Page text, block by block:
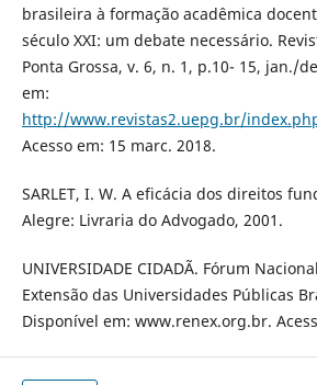
brasileira à formação acadêmica
século XXI: um debate necessário.
Ponta Grossa, v. 6, n. 1, p.10- 15, jan./
em:
http://www.revistas2.uepg.br/
Acesso em: 15 marc. 2018.
SARLET, I. W. A eficácia dos direitos
Alegre: Livraria do Advogado, 2001.
UNIVERSIDADE CIDADÃ. Fórum
Extensão das Universidades Públicas
Disponível em: www.renex.org.br.